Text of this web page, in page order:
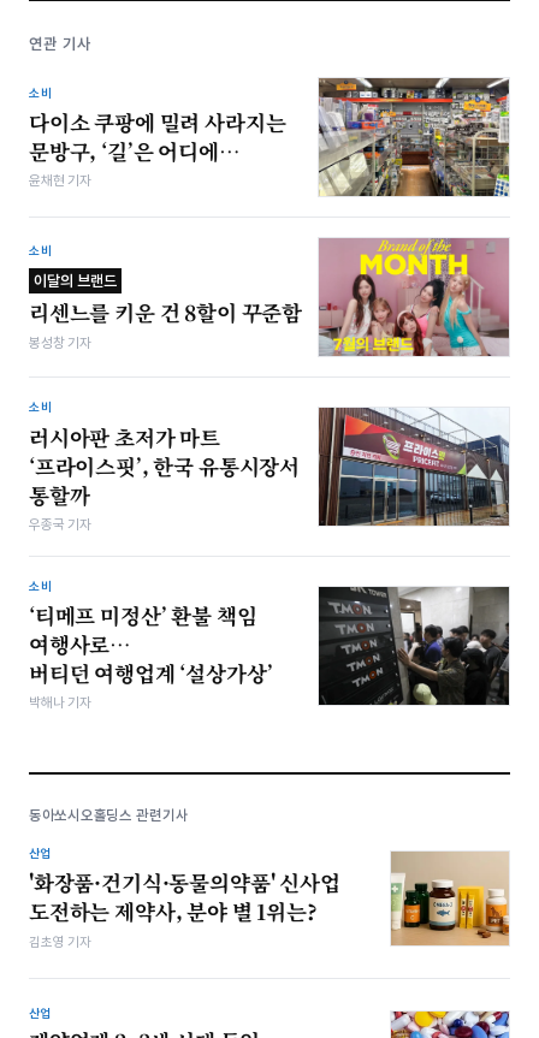
연관 기사
소비
다이소 쿠팡에 밀려 사라지는
문방구, ‘길’은 어디에…
윤채현 기자
소비
이달의 브랜드
리센느를 키운 건 8할이 꾸준함
봉성창 기자
소비
러시아판 초저가 마트
‘프라이스핏’, 한국 유통시장서
통할까
우종국 기자
소비
‘티메프 미정산’ 환불 책임
여행사로…
버티던 여행업계 ‘설상가상’
박해나 기자
동아쏘시오홀딩스 관련기사
산업
'화장품·건기식·동물의약품' 신사업
도전하는 제약사, 분야 별 1위는?
김초영 기자
산업